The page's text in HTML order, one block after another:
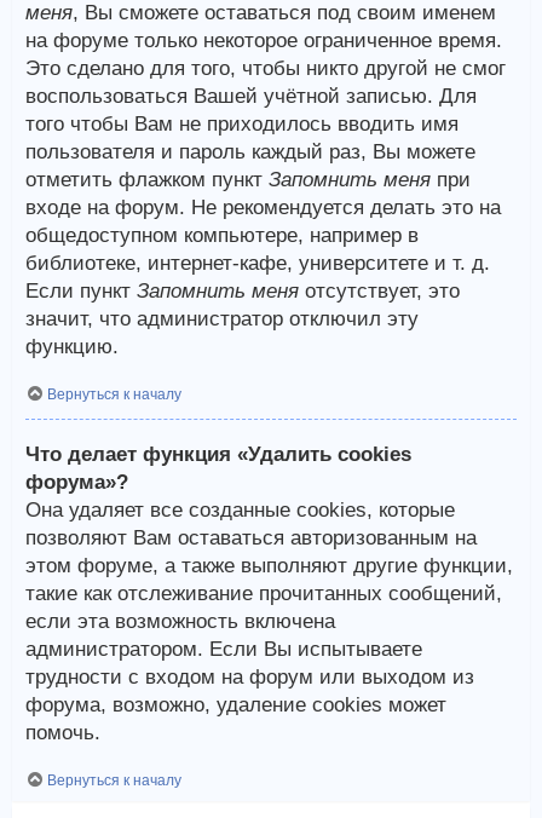
меня, Вы сможете оставаться под своим именем
на форуме только некоторое ограниченное время.
Это сделано для того, чтобы никто другой не смог
воспользоваться Вашей учётной записью. Для
того чтобы Вам не приходилось вводить имя
пользователя и пароль каждый раз, Вы можете
отметить флажком пункт Запомнить меня при
входе на форум. Не рекомендуется делать это на
общедоступном компьютере, например в
библиотеке, интернет-кафе, университете и т. д.
Если пункт Запомнить меня отсутствует, это
значит, что администратор отключил эту
функцию.
Вернуться к началу
Что делает функция «Удалить cookies
форума»?
Она удаляет все созданные cookies, которые
позволяют Вам оставаться авторизованным на
этом форуме, а также выполняют другие функции,
такие как отслеживание прочитанных сообщений,
если эта возможность включена
администратором. Если Вы испытываете
трудности с входом на форум или выходом из
форума, возможно, удаление cookies может
помочь.
Вернуться к началу